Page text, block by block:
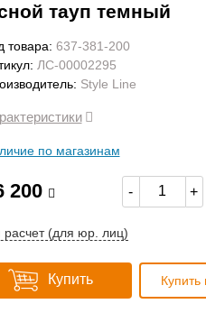
тауп темный
товара: 637-381-200
ЛС-00002295
Style Line
по магазинам
200 - +
расчет (для юр. лиц)
Купить Купить